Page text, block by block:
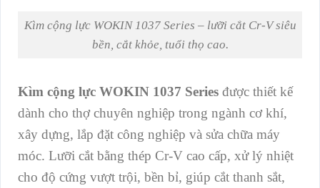
Kìm cộng lực WOKIN 1037 Series – lưỡi cắt Cr-V siêu
bền, cắt khỏe, tuổi thọ cao.
Kìm cộng lực WOKIN 1037 Series được thiết kế
dành cho thợ chuyên nghiệp trong ngành cơ khí,
xây dựng, lắp đặt công nghiệp và sửa chữa máy
móc. Lưỡi cắt bằng thép Cr-V cao cấp, xử lý nhiệt
cho độ cứng vượt trội, bền bỉ, giúp cắt thanh sắt,